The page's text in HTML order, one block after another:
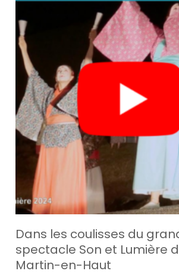
Dans les coulisses du
spectacle Son et Lumière
Martin-en-Haut